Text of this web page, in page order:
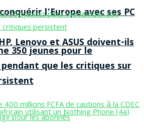
l’Europe avec ses PC
Lenovo et ASUS doivent-ils
350 jeunes pour le
que les critiques sur